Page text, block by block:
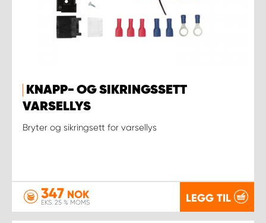
KNAPP- OG SIKRINGSSETT
VARSELLYS
Bryter og sikringsett for varsellys
347 NOK
EKS. 25 % MOMS LEGG TIL